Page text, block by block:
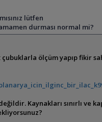
lütfen
durması normal mi?
ölçüm yapıp fikir
Kaynakları sınırlı ve